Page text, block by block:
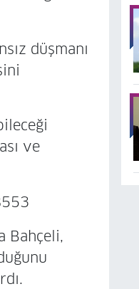
düşmanı
ve
Bahçeli,